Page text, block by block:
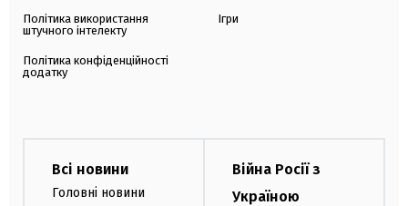
Політика використання
штучного інтелекту
Політика конфіденційності
додатку
Ігри
Всі новини
Головні новини
Війна Росії з
Україною